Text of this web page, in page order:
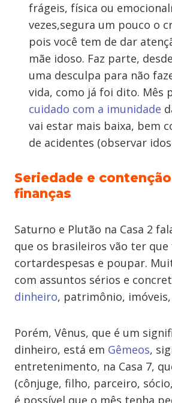
frágeis, física ou
vezes,segura um pouco o
pois você tem de dar
mãe idoso. Faz parte,
uma desculpa para não
vida, como já foi dito. Mês
cuidado com a imunidade
vai estar mais baixa, bem
de acidentes (observar
Seriedade e
finanças
Saturno e Plutão na Casa 2
que os brasileiros vão ter que
cortardespesas e poupar.
com assuntos sérios e
dinheiro, patrimônio,
Porém, Vênus, que é um
dinheiro, está em Gêmeos,
entretenimento, na Casa 7,
(cônjuge, filho, parceiro,
é possível que o mês tenha